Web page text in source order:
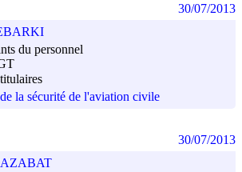
du personnel
la sécurité de l'aviation civile
30/07/2013
30/07/2013